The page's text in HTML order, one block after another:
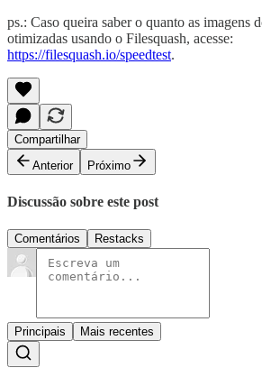
ps.: Caso queira saber o quanto as imagens
otimizadas usando o Filesquash, acesse:
https://filesquash.io/speedtest.
Compartilhar
Anterior
Próximo
Discussão sobre este post
Comentários Restacks
Principais Mais recentes